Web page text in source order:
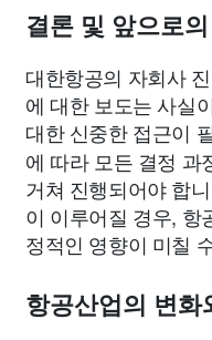
결론 및 앞으로
대한항공의 자회사
에 대한 보도는 사실
대한 신중한 접근이
에 따라 모든 결정 과
거쳐 진행되어야 합
이 이루어질 경우, 항
정적인 영향이 미칠
항공산업의 변화